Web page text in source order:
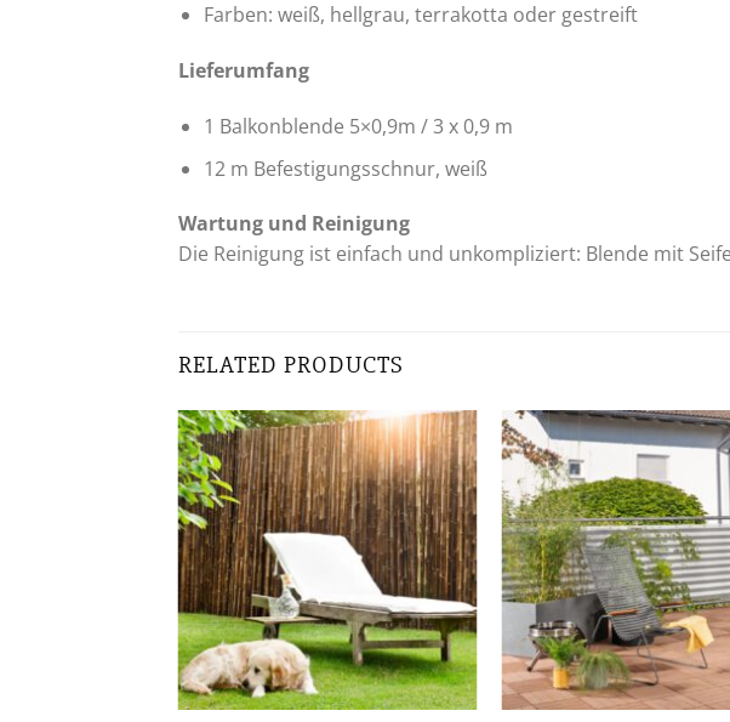
Farben: weiß, hellgrau, terrakotta oder gestreift
Lieferumfang
1 Balkonblende 5×0,9m / 3 x 0,9 m
12 m Befestigungsschnur, weiß
Wartung und Reinigung
Die Reinigung ist einfach und unkompliziert: Blende mit
RELATED PRODUCTS
Zur
Wunschliste